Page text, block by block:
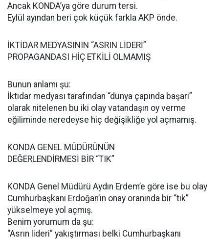
Ancak KONDA’ya göre durum tersi.
Eylül ayından beri çok küçük farkla AKP önde.
İKTİDAR MEDYASININ “ASRIN LİDERİ”
PROPAGANDASI HİÇ ETKİLİ OLMAMIŞ
Bunun anlamı şu:
İktidar medyası tarafından “dünya çapında başarı”
olarak nitelenen bu iki olay vatandaşın oy verme
eğiliminde neredeyse hiç değişikliğe yol açmamış.
KONDA GENEL MÜDÜRÜNÜN
DEĞERLENDİRMESİ BİR “TIK”
KONDA Genel Müdürü Aydın Erdem’e göre ise bu olay
Cumhurbaşkanı Erdoğan’ın onay oranında bir “tık”
yükselmeye yol açmış.
Benim yorumum da şu:
“Asrın lideri” yakıştırması belki Cumhurbaşkanı